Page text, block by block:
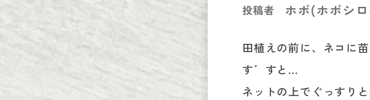
投稿者 ホボ(ホボシ
田植えの前に、ネコに
す゛すと…
ネットの上でぐっすり